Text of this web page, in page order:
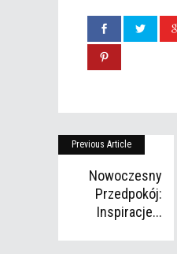
Previous Article
Nowoczesny
Przedpokój:
Inspiracje...